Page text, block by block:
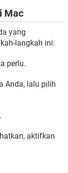
Mac
yang
langkah ini:
perlu.
Anda, lalu pilih
.
aktifkan